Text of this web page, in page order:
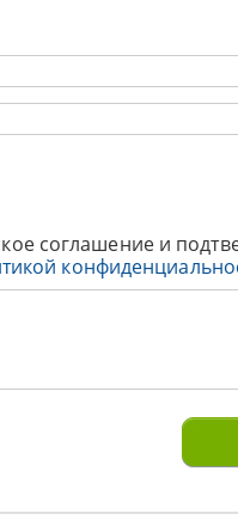
соглашение и